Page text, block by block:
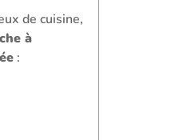
de cuisine,
à
: